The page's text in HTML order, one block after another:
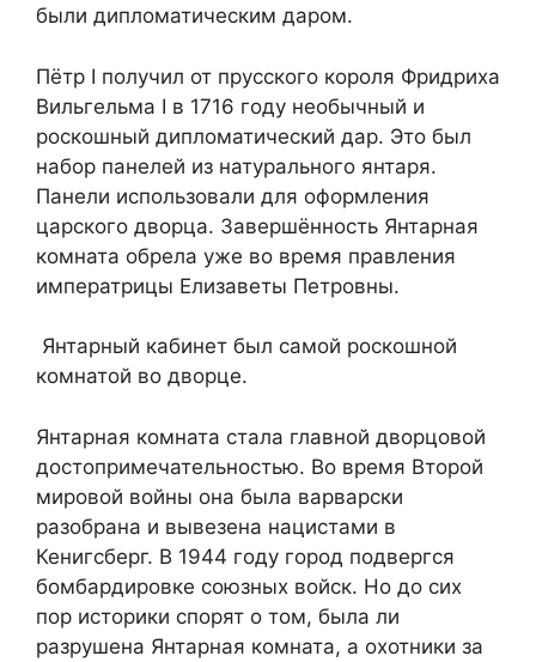
были дипломатическим даром.
Пётр I получил от прусского короля Фридриха
Вильгельма I в 1716 году необычный и
роскошный дипломатический дар. Это был
набор панелей из натурального янтаря.
Панели использовали для оформления
царского дворца. Завершённость Янтарная
комната обрела уже во время правления
императрицы Елизаветы Петровны.
Янтарный кабинет был самой роскошной
комнатой во дворце.
Янтарная комната стала главной дворцовой
достопримечательностью. Во время Второй
мировой войны она была варварски
разобрана и вывезена нацистами в
Кенигсберг. В 1944 году город подвергся
бомбардировке союзных войск. Но до сих
пор историки спорят о том, была ли
разрушена Янтарная комната, а охотники за